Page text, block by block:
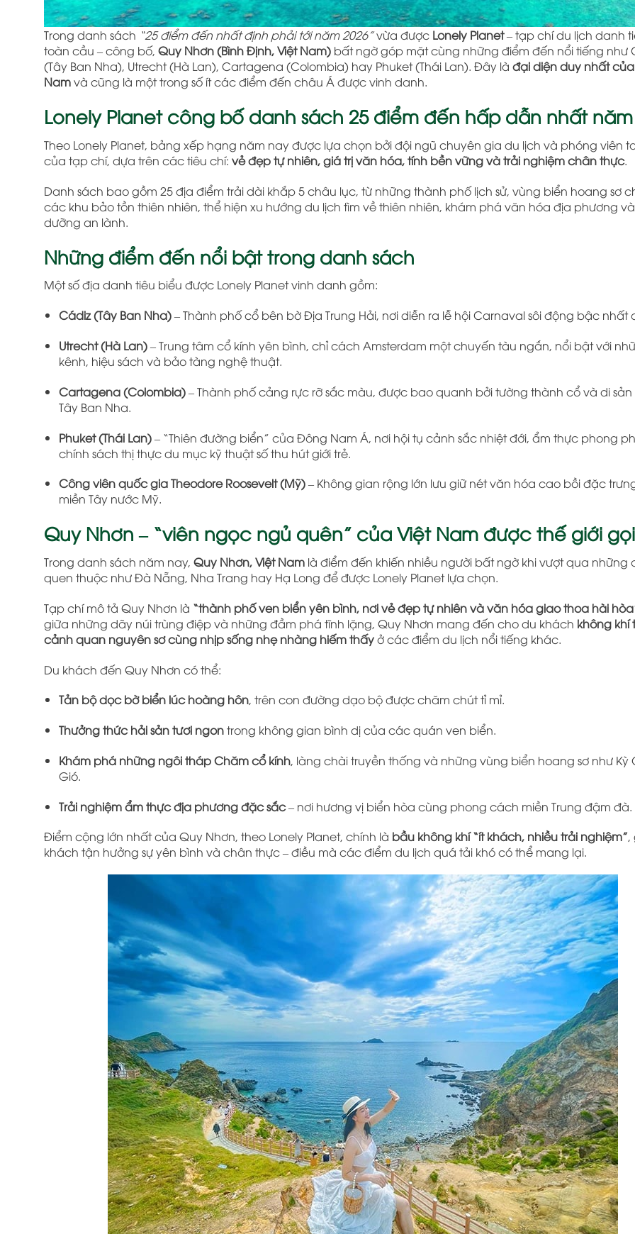
Trong danh sách “25 điểm đến nhất định phải tới năm 2026”vừa được Lonely Planet– tạp chí du lịch danh
toàn cầu – công bố, Quy Nhơn (Bình Định, Việt Nam) bất ngờ góp mặt cùng những điểm đến nổi tiếng như
(Tây Ban Nha), Utrecht (Hà Lan), Cartagena (Colombia) hay Phuket (Thái Lan). Đây là đại diện duy nhất của
Namvà cũng là một trong số ít các điểm đến châu Á được vinh danh.
Lonely Planet công bố danh sách 25 điểm đến hấp dẫn nhất năm
Theo Lonely Planet, bảng xếp hạng năm nay được lựa chọn bởi đội ngũ chuyên gia du lịch và phóng viên
của tạp chí, dựa trên các tiêu chí: vẻ đẹp tự nhiên, giá trị văn hóa, tính bền vững và trải nghiệm chân thực.
Danh sách bao gồm 25 địa điểm trải dài khắp 5 châu lục, từ những thành phố lịch sử, vùng biển hoang sơ
các khu bảo tồn thiên nhiên, thể hiện xu hướng du lịch tìm về thiên nhiên, khám phá văn hóa địa phương
dưỡng an lành.
Những điểm đến nổi bật trong danh sách
Một số địa danh tiêu biểu được Lonely Planet vinh danh gồm:
Cádiz (Tây Ban Nha)– Thành phố cổ bên bờ Địa Trung Hải, nơi diễn ra lễ hội Carnaval sôi động bậc nhất
Utrecht (Hà Lan)– Trung tâm cổ kính yên bình, chỉ cách Amsterdam một chuyến tàu ngắn, nổi bật với
kênh, hiệu sách và bảo tàng nghệ thuật.
Cartagena (Colombia)– Thành phố cảng rực rỡ sắc màu, được bao quanh bởi tường thành cổ và di sản
Tây Ban Nha.
Phuket (Thái Lan)– “Thiên đường biển” của Đông Nam Á, nơi hội tụ cảnh sắc nhiệt đới, ẩm thực phong
chính sách thị thực du mục kỹ thuật số thu hút giới trẻ.
Công viên quốc gia Theodore Roosevelt (Mỹ)– Không gian rộng lớn lưu giữ nét văn hóa cao bồi đặc
miền Tây nước Mỹ.
Quy Nhơn – “viên ngọc ngủ quên” của Việt Nam được thế giới
Trong danh sách năm nay, Quy Nhơn, Việt Nam là điểm đến khiến nhiều người bất ngờ khi vượt qua những
quen thuộc như Đà Nẵng, Nha Trang hay Hạ Long để được Lonely Planet lựa chọn.
Tạp chí mô tả Quy Nhơn là “thành phố ven biển yên bình, nơi vẻ đẹp tự nhiên và văn hóa giao thoa hài
giữa những dãy núi trùng điệp và những đầm phá tĩnh lặng, Quy Nhơn mang đến cho du khách không khí
cảnh quan nguyên sơ cùng nhịp sống nhẹ nhàng hiếm thấyở các điểm du lịch nổi tiếng khác.
Du khách đến Quy Nhơn có thể:
Tản bộ dọc bờ biển lúc hoàng hôn, trên con đường dạo bộ được chăm chút tỉ mỉ.
Thưởng thức hải sản tươi ngontrong không gian bình dị của các quán ven biển.
Khám phá những ngôi tháp Chăm cổ kính, làng chài truyền thống và những vùng biển hoang sơ như Kỳ
Gió.
Trải nghiệm ẩm thực địa phương đặc sắc– nơi hương vị biển hòa cùng phong cách miền Trung đậm đà.
Điểm cộng lớn nhất của Quy Nhơn, theo Lonely Planet, chính là bầu không khí “ít khách, nhiều trải nghiệm”,
khách tận hưởng sự yên bình và chân thực – điều mà các điểm du lịch quá tải khó có thể mang lại.